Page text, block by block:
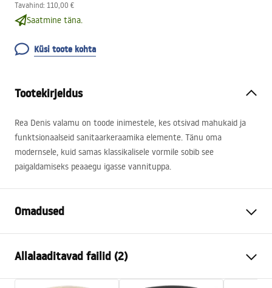
Tavahind: 110,00 €
Saatmine täna.
Küsi toote kohta
Tootekirjeldus
Rea Denis valamu on toode inimestele, kes otsivad mahukaid ja
funktsionaalseid sanitaarkeraamika elemente. Tänu oma
modernsele, kuid samas klassikalisele vormile sobib see
paigaldamiseks peaaegu igasse vannituppa.
Omadused
Materjal
Värv
Valge, Valge/Must
Allalaaditavad failid (2)